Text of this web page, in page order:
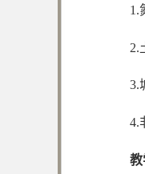
1.
2.
3.
4.
教